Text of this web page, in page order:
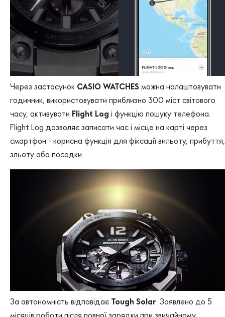
Через застосунок CASIO WATCHES можна налаштовувати
годинник, використовувати приблизно 300 міст світового
часу, активувати Flight Log і функцію пошуку телефона.
Flight Log дозволяє записати час і місце на карті через
смартфон - корисна функція для фіксації вильоту, прибуття,
зльоту або посадки.
За автономність відповідає Tough Solar. Заявлено до 5